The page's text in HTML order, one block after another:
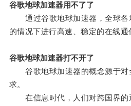
谷歌地球加速器用不了了
通过谷歌地球加速器，全球各
的情况下进行高速、稳定的在线通
谷歌地球加速器打不开了
谷歌地球加速器的概念源于对
求。
在信息时代，人们对跨国界的